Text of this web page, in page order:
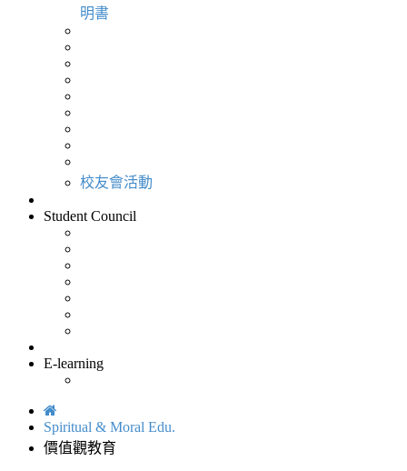
明書
校友會活動
Student Council
E-learning
Spiritual & Moral Edu.
價值觀教育